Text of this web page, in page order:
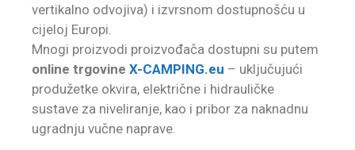
vertikalno odvojiva) i izvrsnom dostupnošću u
cijeloj Europi.
Mnogi proizvodi proizvođača dostupni su putem
online trgovine X-CAMPING.eu – uključujući
produžetke okvira, električne i hidrauličke
sustave za niveliranje, kao i pribor za naknadnu
ugradnju vučne naprave.